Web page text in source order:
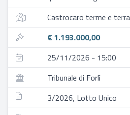
€ 1.193.000,00
25/11/2026 - 15:00
Tribunale di Forlì
3/2026, Lotto Unico